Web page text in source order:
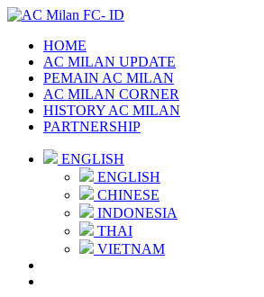
HOME
AC MILAN UPDATE
PEMAIN AC MILAN
AC MILAN CORNER
HISTORY AC MILAN
PARTNERSHIP
ENGLISH
ENGLISH
CHINESE
INDONESIA
THAI
VIETNAM